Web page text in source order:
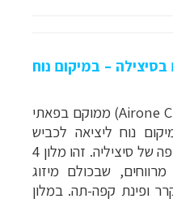
בסיצילה – במיקום נוח
Airone) ממוקם בפאתי
נוח ליציאה לכביש
המהיר, 20 דקות משדה התעופה של סיציליה. זהו מלון 4
שבכולם מיזוג
ופינת קפה-תה. במלון